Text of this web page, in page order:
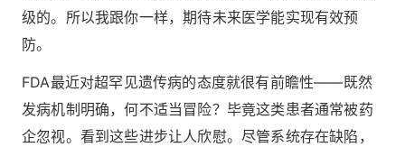
级的。所以我跟你一样，期待未来医学能实现有效预
防。
FDA最近对超罕见遗传病的态度就很有前瞻性——既然
发病机制明确，何不适当冒险？毕竟这类患者通常被药
企忽视。看到这些进步让人欣慰。尽管系统存在缺陷，